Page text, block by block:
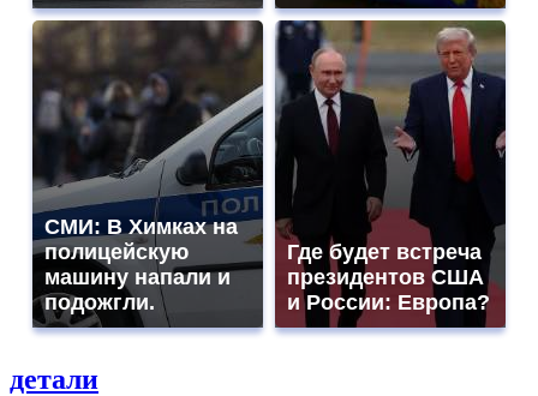
СМИ: В Химках на
полицейскую
машину напали и
подожгли.
Где будет встреча
президентов США
и России: Европа?
детали